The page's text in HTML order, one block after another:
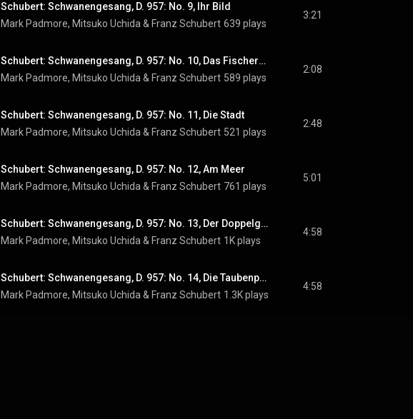
Schubert: Schwanengesang, D. 957: No. 9, Ihr Bild
Mark Padmore, Mitsuko Uchida & Franz Schubert 639 plays
3:21
Schubert: Schwanengesang, D. 957: No. 10, Das Fischermädchen
Mark Padmore, Mitsuko Uchida & Franz Schubert 589 plays
2:08
Schubert: Schwanengesang, D. 957: No. 11, Die Stadt
Mark Padmore, Mitsuko Uchida & Franz Schubert 521 plays
2:48
Schubert: Schwanengesang, D. 957: No. 12, Am Meer
Mark Padmore, Mitsuko Uchida & Franz Schubert 761 plays
5:01
Schubert: Schwanengesang, D. 957: No. 13, Der Doppelgänger
Mark Padmore, Mitsuko Uchida & Franz Schubert 1K plays
4:58
Schubert: Schwanengesang, D. 957: No. 14, Die Taubenpost
Mark Padmore, Mitsuko Uchida & Franz Schubert 1.3K plays
4:58